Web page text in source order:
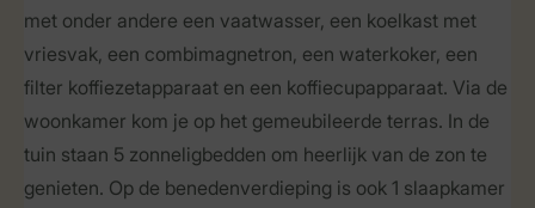
met onder andere een vaatwasser, een koelkast met
vriesvak, een combimagnetron, een waterkoker, een
filter koffiezetapparaat en een koffiecupapparaat. Via de
woonkamer kom je op het gemeubileerde terras. In de
tuin staan 5 zonneligbedden om heerlijk van de zon te
genieten. Op de benedenverdieping is ook 1 slaapkamer